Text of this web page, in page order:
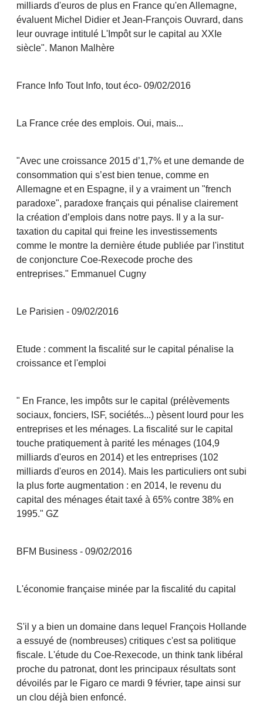
milliards d'euros de plus en France qu'en Allemagne,
évaluent Michel Didier et Jean-François Ouvrard, dans
leur ouvrage intitulé L'Impôt sur le capital au XXIe
siècle". Manon Malhère
France Info Tout Info, tout éco- 09/02/2016
La France crée des emplois. Oui, mais...
"Avec une croissance 2015 d’1,7% et une demande de
consommation qui s’est bien tenue, comme en
Allemagne et en Espagne, il y a vraiment un "french
paradoxe", paradoxe français qui pénalise clairement
la création d’emplois dans notre pays. Il y a la sur-
taxation du capital qui freine les investissements
comme le montre la dernière étude publiée par l'institut
de conjoncture Coe-Rexecode proche des
entreprises." Emmanuel Cugny
Le Parisien - 09/02/2016
Etude : comment la fiscalité sur le capital pénalise la
croissance et l'emploi
" En France, les impôts sur le capital (prélèvements
sociaux, fonciers, ISF, sociétés...) pèsent lourd pour les
entreprises et les ménages. La fiscalité sur le capital
touche pratiquement à parité les ménages (104,9
milliards d'euros en 2014) et les entreprises (102
milliards d'euros en 2014). Mais les particuliers ont subi
la plus forte augmentation : en 2014, le revenu du
capital des ménages était taxé à 65% contre 38% en
1995." GZ
BFM Business - 09/02/2016
L'économie française minée par la fiscalité du capital
S'il y a bien un domaine dans lequel François Hollande
a essuyé de (nombreuses) critiques c'est sa politique
fiscale. L'étude du Coe-Rexecode, un think tank libéral
proche du patronat, dont les principaux résultats sont
dévoilés par le Figaro ce mardi 9 février, tape ainsi sur
un clou déjà bien enfoncé.